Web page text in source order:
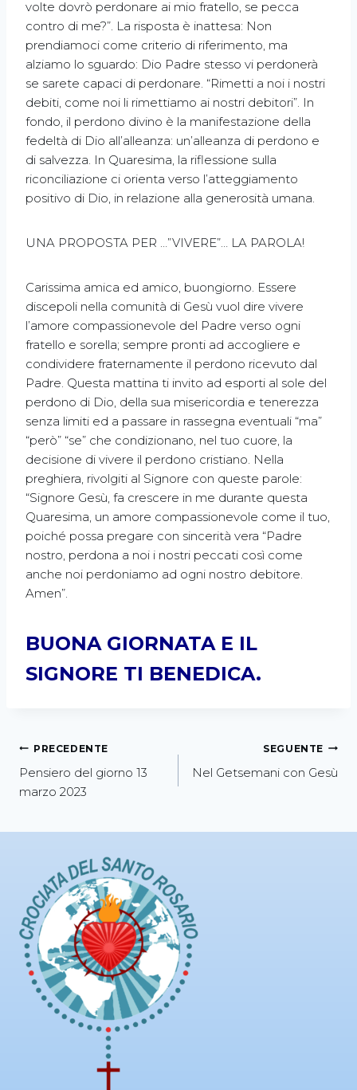
volte dovrò perdonare ai mio fratello, se pecca
contro di me?”. La risposta è inattesa: Non
prendiamoci come criterio di riferimento, ma
alziamo lo sguardo: Dio Padre stesso vi perdonerà
se sarete capaci di perdonare. “Rimetti a noi i nostri
debiti, come noi li rimettiamo ai nostri debitori”. In
fondo, il perdono divino è la manifestazione della
fedeltà di Dio all’alleanza: un’alleanza di perdono e
di salvezza. In Quaresima, la riflessione sulla
riconciliazione ci orienta verso l’atteggiamento
positivo di Dio, in relazione alla generosità umana.
UNA PROPOSTA PER …”VIVERE”… LA PAROLA!
Carissima amica ed amico, buongiorno. Essere
discepoli nella comunità di Gesù vuol dire vivere
l’amore compassionevole del Padre verso ogni
fratello e sorella; sempre pronti ad accogliere e
condividere fraternamente il perdono ricevuto dal
Padre. Questa mattina ti invito ad esporti al sole del
perdono di Dio, della sua misericordia e tenerezza
senza limiti ed a passare in rassegna eventuali “ma”
“però” “se” che condizionano, nel tuo cuore, la
decisione di vivere il perdono cristiano. Nella
preghiera, rivolgiti al Signore con queste parole:
“Signore Gesù, fa crescere in me durante questa
Quaresima, un amore compassionevole come il tuo,
poiché possa pregare con sincerità vera “Padre
nostro, perdona a noi i nostri peccati così come
anche noi perdoniamo ad ogni nostro debitore.
Amen”.
BUONA GIORNATA E IL
SIGNORE TI BENEDICA.
PRECEDENTE
Pensiero del giorno 13
marzo 2023
SEGUENTE
Nel Getsemani con Gesù